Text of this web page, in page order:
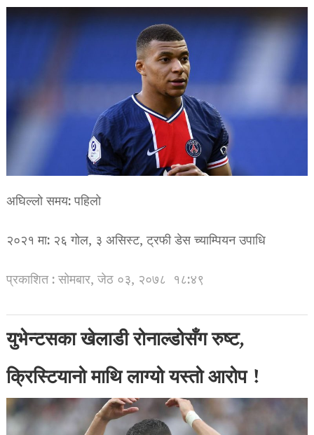
अघिल्लो समय: पहिलो
२०२१ मा: २६ गोल, ३ असिस्ट, ट्रफी डेस च्याम्पियन उपाधि
प्रकाशित : सोमबार, जेठ ०३, २०७८ १८:४९
युभेन्टसका खेलाडी रोनाल्डोसँग रुष्ट,
क्रिस्टियानो माथि लाग्यो यस्तो आरोप !